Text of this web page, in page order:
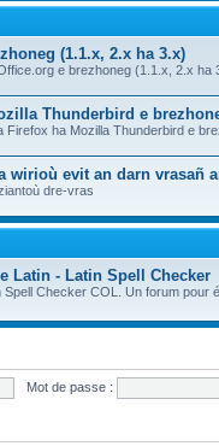
(1.1.x, 2.x ha 3.x)
e brezhoneg (1.1.x, 2.x ha
Thunderbird e
Firefox ha Mozilla Thunderbird e
wirioù evit an darn vrasañ
dre-vras
Latin - Latin Spell Checker
Checker COL. Un forum
Mot de passe :